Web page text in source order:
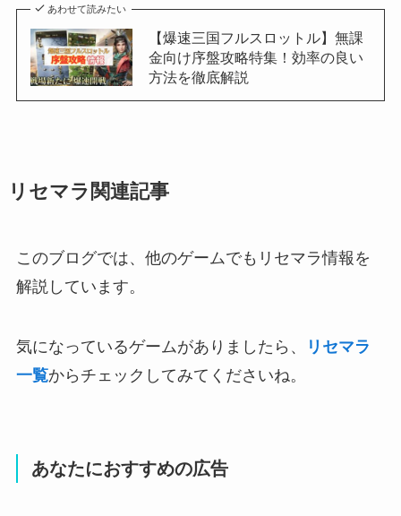
あわせて読みたい
【爆速三国フルスロットル】無課
金向け序盤攻略特集！効率の良い
方法を徹底解説
リセマラ関連記事
このブログでは、他のゲームでもリセマラ情報を
解説しています。
気になっているゲームがありましたら、
リセマラ
一覧からチェックしてみてくださいね。
あなたにおすすめの広告